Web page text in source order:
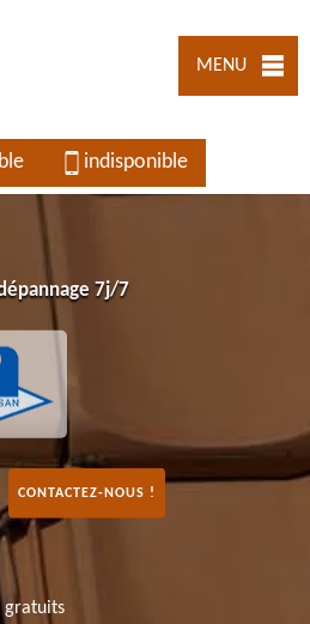
MENU
indisponible
7j/7
CONTACTEZ-NOUS !
gratuits